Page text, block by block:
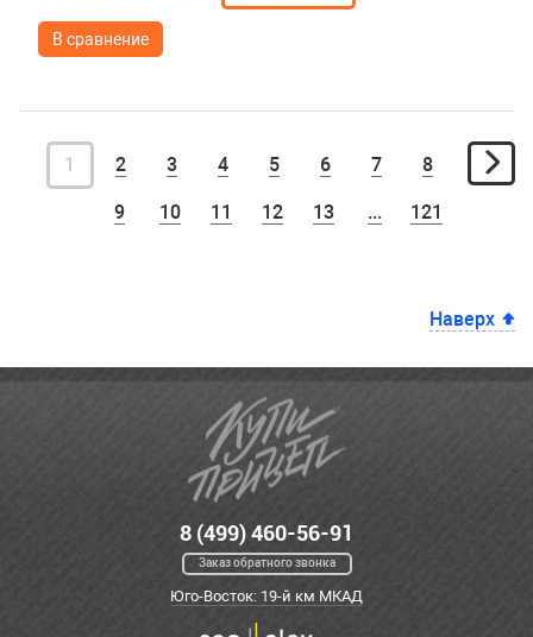
В сравнение
1 2 3 4 5 6 7 8
9 10 11 12 13 ... 121
Наверх
8 (499) 460-56-91
Заказ обратного звонка
Юго-Восток: 19-й км МКАД